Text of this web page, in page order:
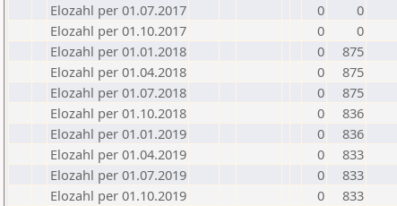
Elozahl per 01.07.2017
0
0
Elozahl per 01.10.2017
0
0
Elozahl per 01.01.2018
0
875
Elozahl per 01.04.2018
0
875
Elozahl per 01.07.2018
0
875
Elozahl per 01.10.2018
0
836
Elozahl per 01.01.2019
0
836
Elozahl per 01.04.2019
0
833
Elozahl per 01.07.2019
0
833
Elozahl per 01.10.2019
0
833